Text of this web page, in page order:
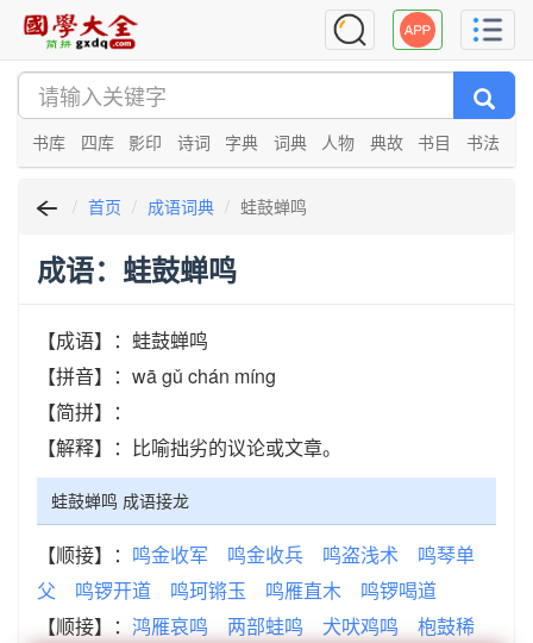
书库 四库 影印 诗词 字典 词典 人物 典故 书目 书法
首页 成语词典 蛙鼓蝉鸣
成语：蛙鼓蝉鸣
【成语】：蛙鼓蝉鸣
【拼音】：wā gǔ chán míng
【简拼】：
【解释】：比喻拙劣的议论或文章。
蛙鼓蝉鸣 成语接龙
【顺接】： 鸣金收军 鸣金收兵 鸣盗浅术
鸣琴单
父
鸣锣开道 鸣珂锵玉 鸣雁直木
鸣锣喝道
【顺接】： 鸿雁哀鸣 两部蛙鸣 犬吠鸡鸣
枹鼓稀